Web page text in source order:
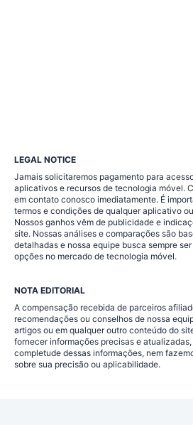
LEGAL NOTICE
Jamais solicitaremos pagamento para
aplicativos e recursos de tecnologia móvel.
em contato conosco imediatamente. É
termos e condições de qualquer aplicativo
Nossos ganhos vêm de publicidade e
site. Nossas análises e comparações são
detalhadas e nossa equipe busca sempre
opções no mercado de tecnologia móvel.
NOTA EDITORIAL
A compensação recebida de parceiros
recomendações ou conselhos de nossa
artigos ou em qualquer outro conteúdo do
fornecer informações precisas e
completude dessas informações, nem
sobre sua precisão ou aplicabilidade.